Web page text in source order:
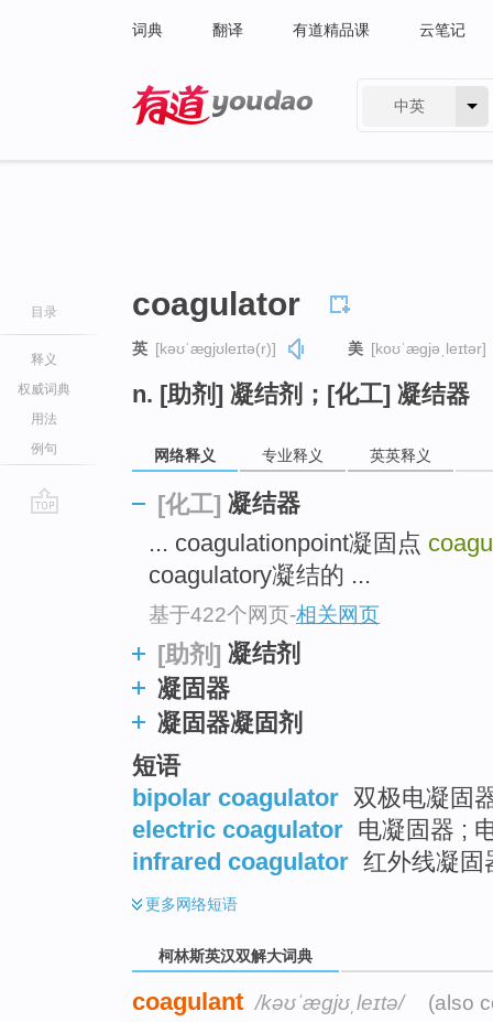
词典 翻译 有道精品课 云笔记
中英
目录
释义
权威词典
用法
例句
coagulator
英 [kəʊˈæɡjʊleɪtə(r)] 美 [koʊˈæɡjəˌleɪtər]
n. [助剂] 凝结剂；[化工] 凝结器
网络释义 专业释义 英英释义
[化工] 凝结器
... coagulationpoint凝固点
coagulatory凝结的 ...
基于422个网页-相关网页
[助剂] 凝结剂
凝固器
凝固器凝固剂
短语
bipolar coagulator 双极电凝固
electric coagulator 电凝固器 ;
infrared coagulator 红外线凝固
更多网络短语
柯林斯英汉双解大词典
coagulant /kəʊˈæɡjʊˌleɪtə/ (also